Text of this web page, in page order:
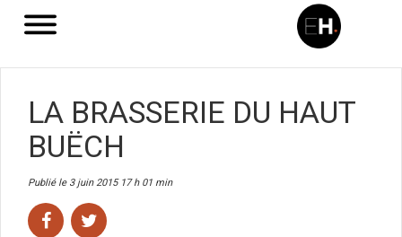
LA BRASSERIE DU HAUT
BUËCH
Publié le 3 juin 2015 17 h 01 min